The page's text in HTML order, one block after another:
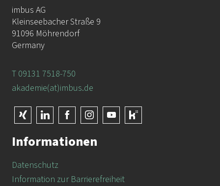
imbus AG
Kleinseebacher Straße 9
91096 Möhrendorf
Germany
T 09131 7518-750
akademie(at)imbus.de
Informationen
Datenschutz
Information zur Barrierefreiheit